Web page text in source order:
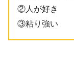
②人が好き
③粘り強い